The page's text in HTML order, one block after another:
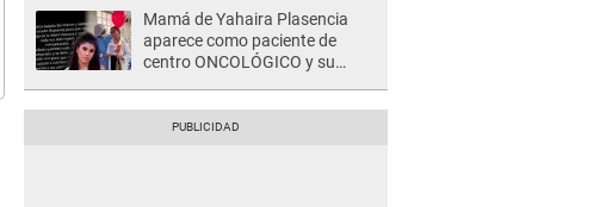
Mamá de Yahaira Plasencia
aparece como paciente de
centro ONCOLÓGICO y su